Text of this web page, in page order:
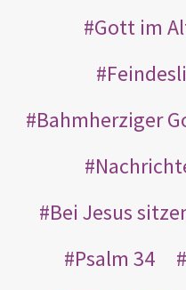
Gott im
Bahmherziger
Bei Jesus
Psalm 34